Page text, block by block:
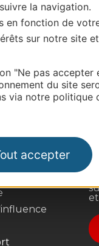
la navigation.
en fonction de
sur notre site
"Ne pas accepter
du site
via notre politique
accepter